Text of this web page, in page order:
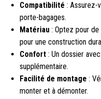
Compatibilité : Assurez-
porte-bagages.
Matériau : Optez pour
pour une construction
Confort : Un dossier
supplémentaire.
Facilité de montage :
monter et à démonter.